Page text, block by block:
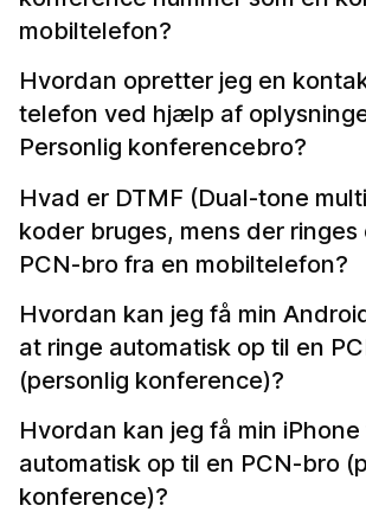
mobiltelefon?
Hvordan opretter jeg en
telefon ved hjælp af
Personlig konferencebro?
Hvad er DTMF (Dual-tone
koder bruges, mens der ringes
PCN-bro fra en mobiltelefon?
Hvordan kan jeg få min
at ringe automatisk op til en
(personlig konference)?
Hvordan kan jeg få min
automatisk op til en PCN-bro
konference)?